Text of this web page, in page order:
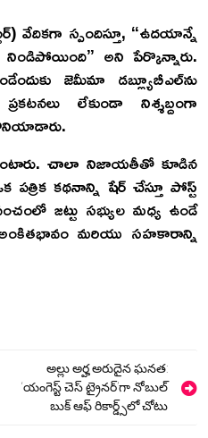
వేదికగా స్పందిస్తూ, “ఉదయాన్నే
అని పేర్కొన్నారు.
జెమీమా డ‌బ్ల్యూబీఎల్‌ను
లేకుండా నిశ్శబ్దంగా
చాలా నిజాయతీతో కూడిన
పత్రిక కథనాన్ని షేర్ చేస్తూ పోస్ట్
జట్టు సభ్యుల మధ్య ఉండే
మరియు సహకారాన్ని
అల్లు అర్హ అరుదైన ఘనత:
‘యంగెస్ట్ చెస్ ట్రైనర్‌’గా నోబుల్
బుక్ ఆఫ్ రికార్డ్స్‌లో చోటు